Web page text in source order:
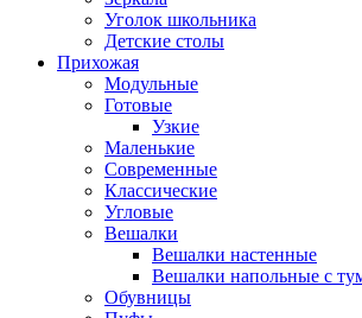
Уголок школьника
Детские столы
Прихожая
Модульные
Готовые
Узкие
Маленькие
Современные
Классические
Угловые
Вешалки
Вешалки настенные
Вешалки напольные с
Обувницы